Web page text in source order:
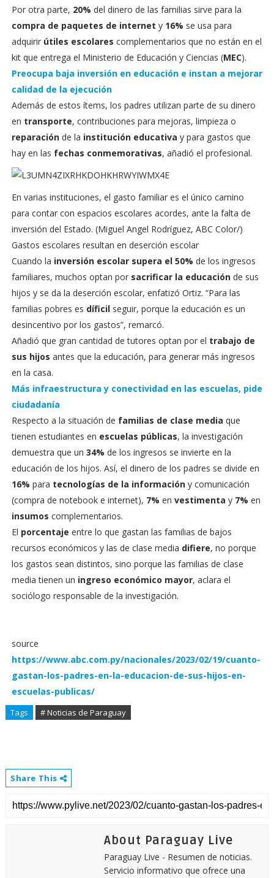
Por otra parte, 20% del dinero de las familias sirve para la
compra de paquetes de internet y 16% se usa para
adquirir útiles escolares complementarios que no están en el
kit que entrega el Ministerio de Educación y Ciencias (MEC).
Preocupa baja inversión en educación e instan a mejorar
calidad de la ejecución
Además de estos ítems, los padres utilizan parte de su dinero
en transporte, contribuciones para mejoras, limpieza o
reparaciónde la institución educativa y para gastos que
hay en las fechas conmemorativas, añadió el profesional.
En varias instituciones, el gasto familiar es el único camino
para contar con espacios escolares acordes, ante la falta de
inversión del Estado. (Miguel Angel Rodríguez, ABC Color/)
Gastos escolares resultan en deserción escolar
Cuando la inversión escolar supera el 50% de los ingresos
familiares, muchos optan por sacrificar la educaciónde sus
hijos y se da la deserción escolar, enfatizó Ortiz. “Para las
familias pobres es díficilseguir, porque la educación es un
desincentivo por los gastos”, remarcó.
Añadió que gran cantidad de tutores optan por el trabajo de
sus hijos antes que la educación, para generar más ingresos
en la casa.
Más infraestructura y conectividad en las escuelas, pide
ciudadanía
Respecto a la situación de familias de clase media que
tienen estudiantes en escuelas públicas, la investigación
demuestra que un 34% de los ingresos se invierte en la
educación de los hijos. Así, el dinero de los padres se divide en
16% para tecnologías de la informacióny comunicación
(compra de notebook e internet), 7% en vestimenta y 7% en
insumos complementarios.
El porcentaje entre lo que gastan las familias de bajos
recursos económicos y las de clase media difiere, no porque
los gastos sean distintos, sino porque las familias de clase
media tienen un ingreso económico mayor, aclara el
sociólogo responsable de la investigación.
source
https://www.abc.com.py/nacionales/2023/02/19/cuanto-
gastan-los-padres-en-la-educacion-de-sus-hijos-en-
escuelas-publicas/
Tags # Noticias de Paraguay
Share This
About Paraguay Live
Paraguay Live - Resumen de noticias.
Servicio informativo que ofrece una